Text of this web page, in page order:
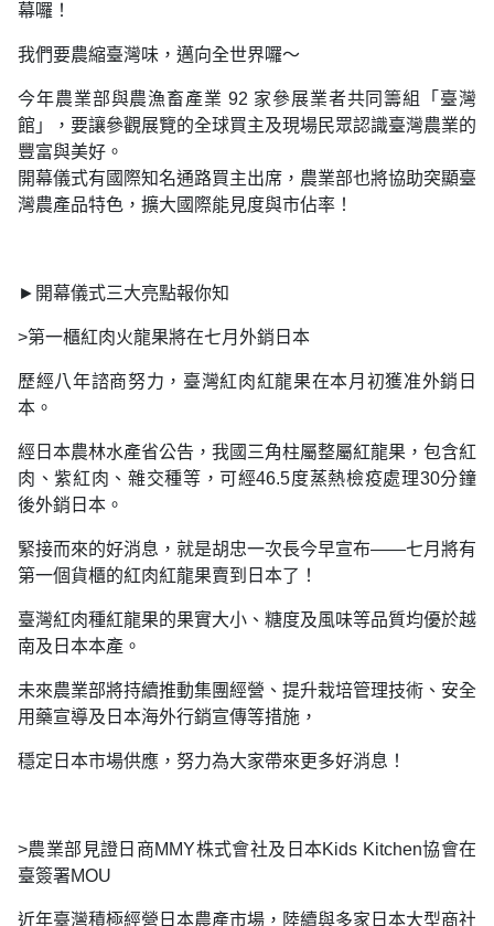
幕囉！
我們要農縮臺灣味，邁向全世界囉～
今年農業部與農漁畜產業 92 家參展業者共同籌組「臺灣
館」，要讓參觀展覽的全球買主及現場民眾認識臺灣農業的
豐富與美好。
開幕儀式有國際知名通路買主出席，農業部也將協助突顯臺
灣農產品特色，擴大國際能見度與市佔率！
►開幕儀式三大亮點報你知
>第一櫃紅肉火龍果將在七月外銷日本
歷經八年諮商努力，臺灣紅肉紅龍果在本月初獲准外銷日
本。
經日本農林水產省公告，我國三角柱屬整屬紅龍果，包含紅
肉、紫紅肉、雜交種等，可經46.5度蒸熱檢疫處理30分鐘
後外銷日本。
緊接而來的好消息，就是胡忠一次長今早宣布——七月將有
第一個貨櫃的紅肉紅龍果賣到日本了！
臺灣紅肉種紅龍果的果實大小、糖度及風味等品質均優於越
南及日本本產。
未來農業部將持續推動集團經營、提升栽培管理技術、安全
用藥宣導及日本海外行銷宣傳等措施，
穩定日本市場供應，努力為大家帶來更多好消息！
>農業部見證日商MMY株式會社及日本Kids Kitchen協會在
臺簽署MOU
近年臺灣積極經營日本農產市場，陸續與多家日本大型商社